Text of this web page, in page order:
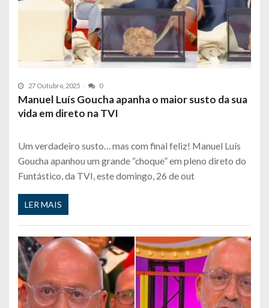
27 Outubro, 2025 0
Manuel Luís Goucha apanha o maior susto da sua
vida em direto na TVI
Um verdadeiro susto… mas com final feliz! Manuel Luís
Goucha apanhou um grande “choque” em pleno direto do
Funtástico, da TVI, este domingo, 26 de out
LER MAIS